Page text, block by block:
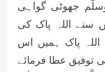
جھوٹی گواہی
سنے اللہ پاک کی
اللہ پاک ہمیں اس
عطا فرمائے